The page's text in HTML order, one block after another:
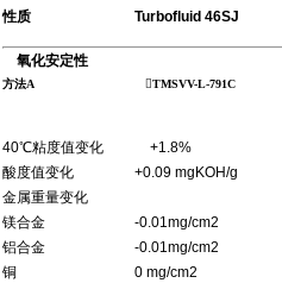
性质 Turbofluid 46SJ 试
氧化安定性
方法ATMSVV-L-791C
40℃粘度值变化 +1.8% 方
酸度值变化 +0.09 mgKOH/g （
金属重量变化 5升空
镁合金 -0.01mg/cm2
铝合金 -0.01mg/cm2
铜 0 mg/cm2